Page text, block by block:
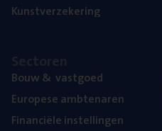
Kunst­ver­ze­ke­ring
Bouw& vastgoed
Euro­pe­se ambtenaren
Finan­ci­ë­le instellingen